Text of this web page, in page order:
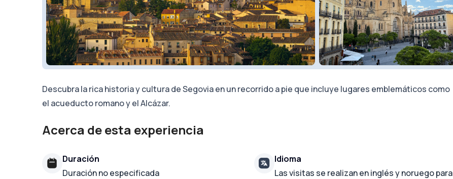
Descubra la rica historia y cultura de Segovia en un recorrido a pie que incluye lugares emblemáticos como
el acueducto romano y el Alcázar.
Acerca de esta experiencia
Duración
Duración no especificada
Idioma
Las visitas se realizan en inglés y noruego para